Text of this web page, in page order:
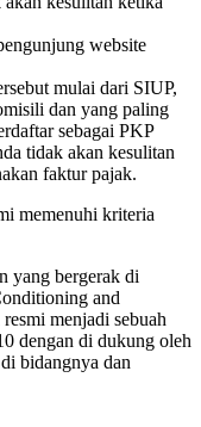
website
mulai dari SIUP,
dan yang paling
sebagai PKP
tidak akan kesulitan
faktur pajak.
memenuhi kriteria
yang bergerak di
and
menjadi sebuah
dengan di dukung oleh
bidangnya dan